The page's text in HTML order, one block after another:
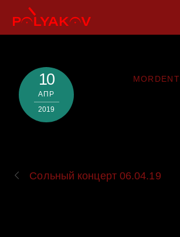
10
АПР
2019
MORDENT
Сольный концерт 06.04.19